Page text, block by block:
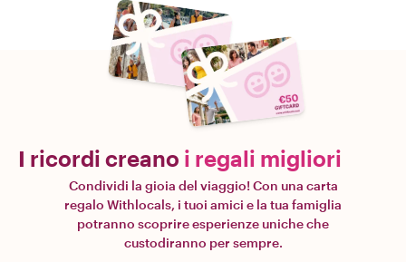
I ricordi creano i regali migliori
Condividi la gioia del viaggio! Con una carta
regalo Withlocals, i tuoi amici e la tua famiglia
potranno scoprire esperienze uniche che
custodiranno per sempre.